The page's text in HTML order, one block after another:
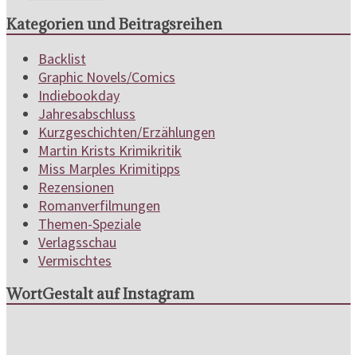
Kategorien und Beitragsreihen
Backlist
Graphic Novels/Comics
Indiebookday
Jahresabschluss
Kurzgeschichten/Erzählungen
Martin Krists Krimikritik
Miss Marples Krimitipps
Rezensionen
Romanverfilmungen
Themen-Speziale
Verlagsschau
Vermischtes
WortGestalt auf Instagram